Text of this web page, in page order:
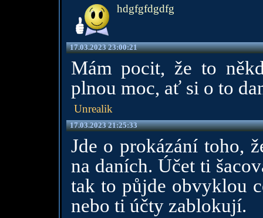
hdgfgfdgdfg
17.03.2023 23:00:21
Mám pocit, že to
plnou moc, ať si o to
Unrealik
17.03.2023 21:25:33
Jde o prokázání toho,
na daních. Účet ti
tak to půjde obvyklou
nebo ti účty zablokují.